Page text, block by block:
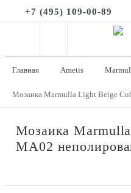
+7 (495) 109-00-89
Главная Ametis
Мозаика Marmulla Light Beige
Мозаика
MA02